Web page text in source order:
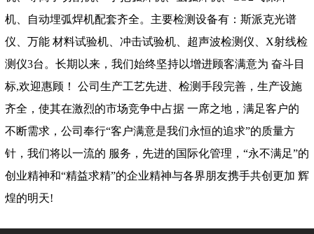
机、自动埋弧焊机配套齐全。主要检测设备有：斯派克光谱
仪、万能 材料试验机、冲击试验机、超声波检测仪、X射线检
测仪3台。长期以来，我们始终坚持以增进顾客满意为 奋斗目
标,欢迎惠顾！ 公司生产工艺先进、检测手段完善，生产设施
齐全，使其在激烈的市场竞争中占据 一席之地，满足客户的
不断需求，公司奉行“客户满意是我们永恒的追求”的质量方
针，我们将以一流的 服务，先进的国际化管理，“永不满足”的
创业精神和“精益求精”的企业精神与各界朋友携手共创更加 辉
煌的明天!